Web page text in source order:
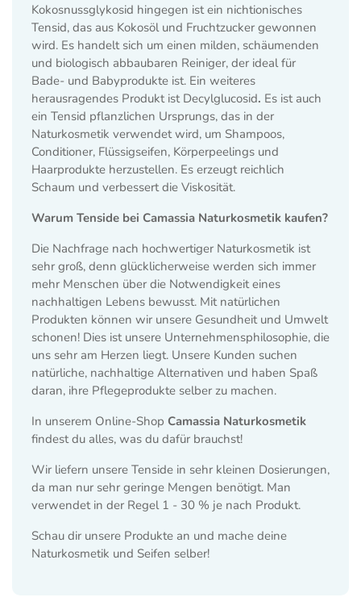
Kokosnussglykosid hingegen ist ein nichtionisches
Tensid, das aus Kokosöl und Fruchtzucker gewonnen
wird. Es handelt sich um einen milden, schäumenden
und biologisch abbaubaren Reiniger, der ideal für
Bade- und Babyprodukte ist. Ein weiteres
herausragendes Produkt ist Decylglucosid. Es ist auch
ein Tensid pflanzlichen Ursprungs, das in der
Naturkosmetik verwendet wird, um Shampoos,
Conditioner, Flüssigseifen, Körperpeelings und
Haarprodukte herzustellen. Es erzeugt reichlich
Schaum und verbessert die Viskosität.
Warum Tenside bei Camassia Naturkosmetik kaufen?
Die Nachfrage nach hochwertiger Naturkosmetik ist
sehr groß, denn glücklicherweise werden sich immer
mehr Menschen über die Notwendigkeit eines
nachhaltigen Lebens bewusst. Mit natürlichen
Produkten können wir unsere Gesundheit und Umwelt
schonen! Dies ist unsere Unternehmensphilosophie, die
uns sehr am Herzen liegt. Unsere Kunden suchen
natürliche, nachhaltige Alternativen und haben Spaß
daran, ihre Pflegeprodukte selber zu machen.
In unserem Online-Shop Camassia Naturkosmetik
findest du alles, was du dafür brauchst!
Wir liefern unsere Tenside in sehr kleinen Dosierungen,
da man nur sehr geringe Mengen benötigt. Man
verwendet in der Regel 1 - 30 % je nach Produkt.
Schau dir unsere Produkte an und mache deine
Naturkosmetik und Seifen selber!